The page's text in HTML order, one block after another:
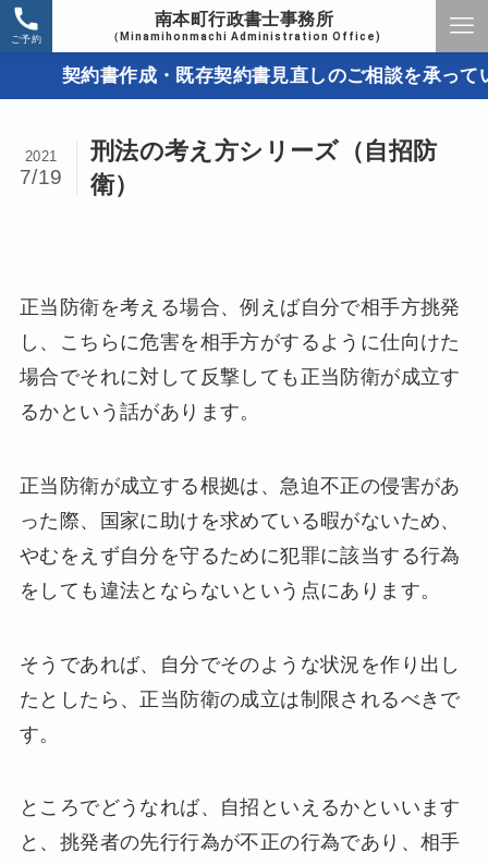
南本町行政書士事務所
（Minamihonmachi Administration Office)
ご予約
契約書作成・既存契約書見直しのご相談を承ってい
刑法の考え方シリーズ（自招防
衛）
2021
7/19
正当防衛を考える場合、例えば自分で相手方挑発
し、こちらに危害を相手方がするように仕向けた
場合でそれに対して反撃しても正当防衛が成立す
るかという話があります。
正当防衛が成立する根拠は、急迫不正の侵害があ
った際、国家に助けを求めている暇がないため、
やむをえず自分を守るために犯罪に該当する行為
をしても違法とならないという点にあります。
そうであれば、自分でそのような状況を作り出し
たとしたら、正当防衛の成立は制限されるべきで
す。
ところでどうなれば、自招といえるかといいます
と、挑発者の先行行為が不正の行為であり、相手